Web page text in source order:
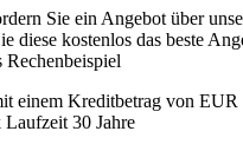
Sie ein Angebot über
diese kostenlos das beste
Rechenbeispiel
einem Kreditbetrag von EUR
30 Jahre